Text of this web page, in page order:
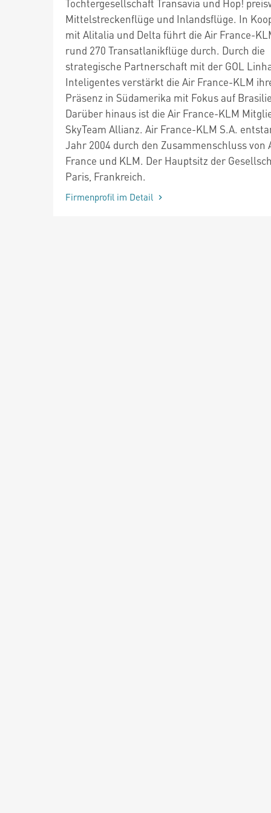
Tochtergesellschaft Transavia und Hop!
Mittelstreckenflüge und Inlandsflüge. In
mit Alitalia und Delta führt die Air France-
rund 270 Transatlanikflüge durch. Durch die
strategische Partnerschaft mit der GOL
Inteligentes verstärkt die Air France-KLM
Präsenz in Südamerika mit Fokus auf
Darüber hinaus ist die Air France-KLM
SkyTeam Allianz. Air France-KLM S.A.
Jahr 2004 durch den Zusammenschluss von
France und KLM. Der Hauptsitz der
Paris, Frankreich.
Firmenprofil im Detail